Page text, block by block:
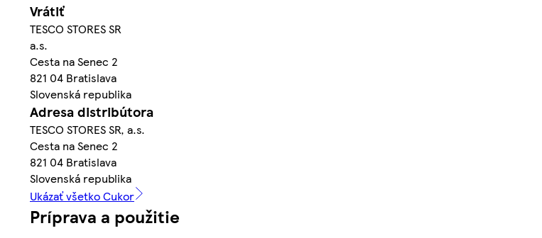
Vrátiť
TESCO STORES SR
a.s.
Cesta na Senec 2
821 04 Bratislava
Slovenská republika
Adresa distribútora
TESCO STORES SR, a.s.
Cesta na Senec 2
821 04 Bratislava
Slovenská republika
Ukázať všetko Cukor
Príprava a použitie